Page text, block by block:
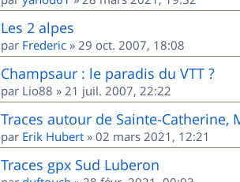
Les 2 alpes
par Frederic » 29 oct. 2007, 18:08
Champsaur : le paradis du VTT ?
par Lio88 » 21 juil. 2007, 22:22
Traces autour de Sainte-Catherine,
par Erik Hubert » 02 mars 2021, 12:21
Traces gpx Sud Luberon